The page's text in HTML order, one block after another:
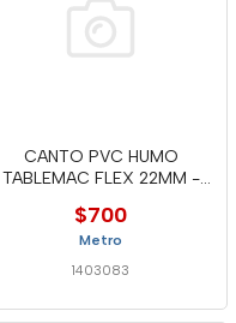
CANTO PVC HUMO
TABLEMAC FLEX 22MM -
$700
Metro
1403083